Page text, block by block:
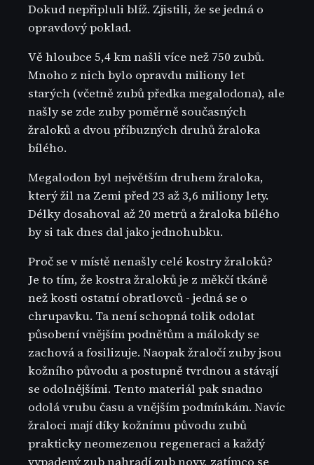
Dokud nepřipluli blíž. Zjistili, že se jedná o
opravdový poklad.
Vě hloubce 5,4 km našli více než 750 zubů.
Mnoho z nich bylo opravdu miliony let
starých (včetně zubů předka megalodona), ale
našly se zde zuby poměrně současných
žraloků a dvou příbuzných druhů žraloka
bílého.
Megalodon byl největším druhem žraloka,
který žil na Zemi před 23 až 3,6 miliony lety.
Délky dosahoval až 20 metrů a žraloka bílého
by si tak dnes dal jako jednohubku.
Proč se v místě nenašly celé kostry žraloků?
Je to tím, že kostra žraloků je z měkčí tkáně
než kosti ostatní obratlovců - jedná se o
chrupavku. Ta není schopná tolik odolat
působení vnějším podnětům a málokdy se
zachová a fosilizuje. Naopak žraločí zuby jsou
kožního původu a postupně tvrdnou a stávají
se odolnějšími. Tento materiál pak snadno
odolá vrubu času a vnějším podmínkám. Navíc
žraloci mají díky kožnímu původu zubů
prakticky neomezenou regeneraci a každý